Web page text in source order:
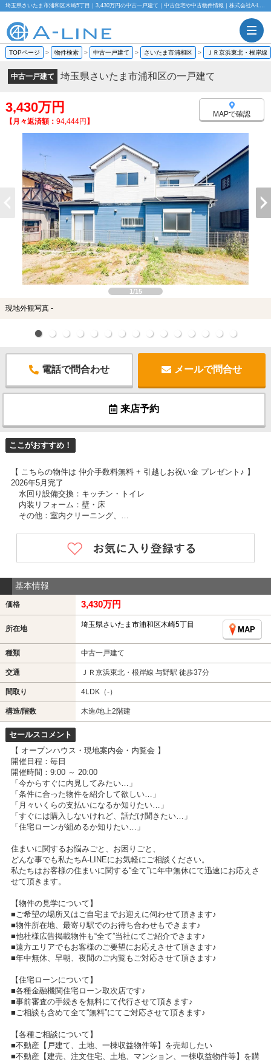
埼玉県さいたま市浦和区木崎5丁目｜3,430万円の中古一戸建て｜中古住宅や中古物件情報｜株式会社A-LINE
TOPページ > 物件検索 > 中古一戸建て > さいたま市浦和区 > ＪＲ京浜東北・根岸線
中古一戸建て 埼玉県さいたま市浦和区の一戸建て
3,430万円
【月々返済額： 94,444円】
MAPで確認
1/15
現地外観写真 -
電話で問合わせ メールで問合せ
来店予約
ここがおすすめ！
【 こちらの物件は 仲介手数料無料 + 引越しお祝い金 プレゼント♪ 】
2026年5月完了
水回り設備交換：キッチン・トイレ
内装リフォーム：壁・床
その他：室内クリーニング、…
基本情報
価格 3,430万円
所在地 埼玉県さいたま市浦和区木崎5丁目
MAP
種類 中古一戸建て
交通 ＪＲ京浜東北・根岸線 与野駅 徒歩37分
間取り 4LDK（-）
構造/階数 木造/地上2階建
セールスコメント
【 オープンハウス・現地案内会・内覧会 】
開催日程：毎日
開催時間：9:00 ～ 20:00
「今からすぐに内見してみたい…」
「条件に合った物件を紹介して欲しい…」
「月々いくらの支払いになるか知りたい…」
「すぐには購入しないけれど、話だけ聞きたい…」
「住宅ローンが組めるか知りたい…」
住まいに関するお悩みごと、お困りごと、
どんな事でも私たちA-LINEにお気軽にご相談ください。
私たちはお客様の住まいに関する“全て”に年中無休にて迅速にお応えさ
せて頂きます。
【物件の見学について】
■ご希望の場所又はご自宅までお迎えに伺わせて頂きます♪
■物件所在地、最寄り駅でのお待ち合わせもできます♪
■他社様広告掲載物件も“全て”当社にてご紹介できます♪
■遠方エリアでもお客様のご要望にお応えさせて頂きます♪
■年中無休、早朝、夜間のご内覧もご対応させて頂きます♪
【住宅ローンについて】
■各種金融機関住宅ローン取次店です♪
■事前審査の手続きを無料にて代行させて頂きます♪
■ご相談も含めて全て“無料”にてご対応させて頂きます♪
【各種ご相談について】
■不動産【戸建て、土地、一棟収益物件等】を売却したい
■不動産【建売、注文住宅、土地、マンション、一棟収益物件等】を購